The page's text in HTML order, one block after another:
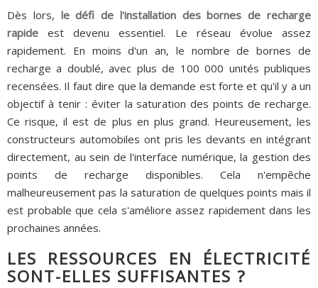
Dès lors, le défi de l'installation des bornes de recharge
rapide est devenu essentiel. Le réseau évolue assez
rapidement. En moins d'un an, le nombre de bornes de
recharge a doublé, avec plus de 100 000 unités publiques
recensées. Il faut dire que la demande est forte et qu'il y a un
objectif à tenir : éviter la saturation des points de recharge.
Ce risque, il est de plus en plus grand. Heureusement, les
constructeurs automobiles ont pris les devants en intégrant
directement, au sein de l'interface numérique, la gestion des
points de recharge disponibles. Cela n'empêche
malheureusement pas la saturation de quelques points mais il
est probable que cela s'améliore assez rapidement dans les
prochaines années.
LES RESSOURCES EN ÉLECTRICITÉ
SONT-ELLES SUFFISANTES ?